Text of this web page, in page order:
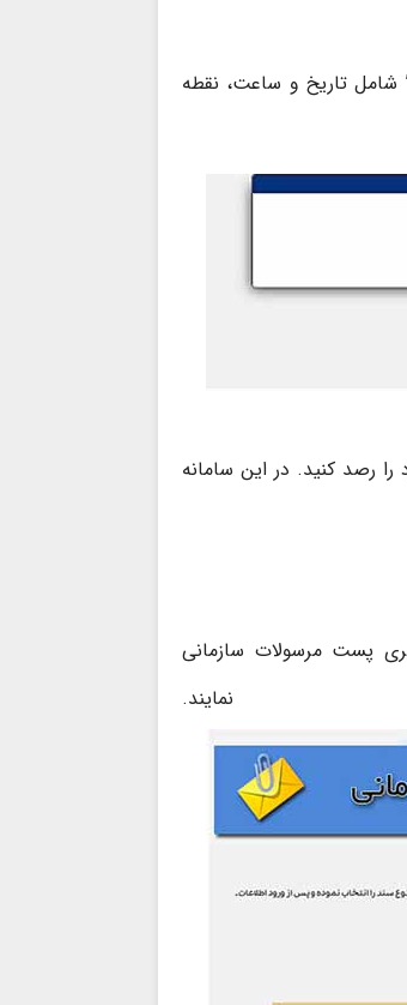
تاریخ و ساعت، نقطه
رصد کنید. در این سامانه
پست مرسولات سازمانی